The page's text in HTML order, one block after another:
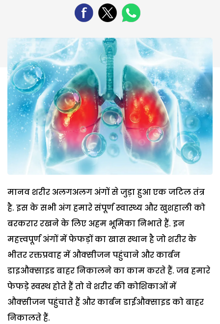
मानव शरीर अलगअलग अंगों से जुड़ा हुआ एक जटिल तंत्र
है. इस के सभी अंग हमारे संपूर्ण स्वास्थ्य और खुशहाली को
बरकरार रखने के लिए अहम भूमिका निभाते हैं. इन
महत्त्वपूर्ण अंगों में फेफड़ों का खास स्थान है जो शरीर के
भीतर रक्तप्रवाह में औक्सीजन पहुंचाने और कार्बन
डाइऔक्साइड बाहर निकालने का काम करते हैं. जब हमारे
फेफड़े स्वस्थ होते हैं तो वे शरीर की कोशिकाओं में
औक्सीजन पहुंचाते हैं और कार्बन डाईऔक्साइड को बाहर
निकालते हैं.